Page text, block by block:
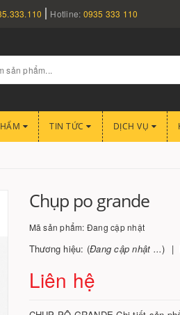
Hotline: 0935 333 110
TIN TỨC DỊCH VỤ
Chụp po grande
Mã sản phẩm: Đang cập nhật
Thương hiệu: (Đang cập nhật ...)
Liên hệ